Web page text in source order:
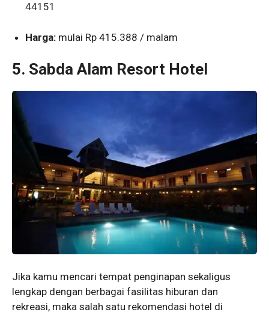
44151
Harga: mulai Rp 415.388 / malam
5. Sabda Alam Resort Hotel
Jika kamu mencari tempat penginapan sekaligus
lengkap dengan berbagai fasilitas hiburan dan
rekreasi, maka salah satu rekomendasi hotel di